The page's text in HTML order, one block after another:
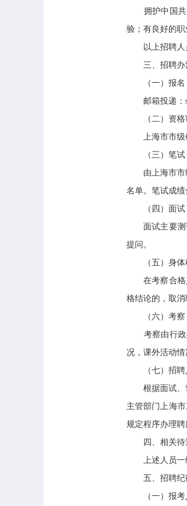
拥护中国共产
验；有良好的
以上招聘人员
三、招聘办
（一）报名
邮箱投递：
（二）资格
上海市市级机
（三）笔试
由上海市市级
名单。笔试成绩
（四）面试
面试主要测试
提问。
（五）身体
在考察合格人
格结论的，取
（六）考察
考察由行政处
况，课外活动
（七）招聘
根据面试、笔
主管部门上海
规定程序办理
四、相关待
上述人员一经
五、招聘纪
（一）报考人